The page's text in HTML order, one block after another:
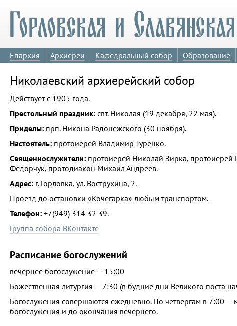
Епархия Архиереи Кафедральный собор Образование
Николаевский архиерейский собор
Действует с 1905 года.
Престольный праздник: свт. Николая (19 декабря, 22 мая).
Приделы: прп. Никона Радонежского (30 ноября).
Настоятель: протоиерей Владимир Туренко.
Священнослужители: протоиерей Николай Зирка, протоиерей
Федорчук, протодиакон Михаил Андреев.
Адрес: г. Горловка, ул. Вострухина, 2.
Проезд до остановки «Кочегарка» любым транспортом.
Телефон: +7(949) 314 32 39.
Группа собора ВКонтакте
Расписание богослужений
вечернее богослужение — 15:00
Божественная литургия — 7:30 (в будние дни Великого поста
Богослужения совершаются ежедневно. По четвергам в 7:00 —
богослужения и до окончания вечернего.